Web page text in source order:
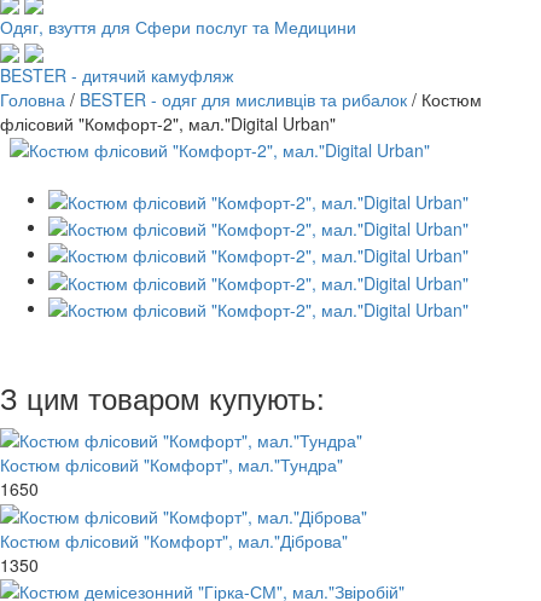
Одяг, взуття для Сфери послуг та Медицини
BESTER - дитячий камуфляж
Головна / BESTER - одяг для мисливців та рибалок / Костюм
флісовий "Комфорт-2", мал."Digital Urban"
З цим товаром купують:
Костюм флісовий "Комфорт", мал."Тундра"
1650
Костюм флісовий "Комфорт", мал."Діброва"
1350